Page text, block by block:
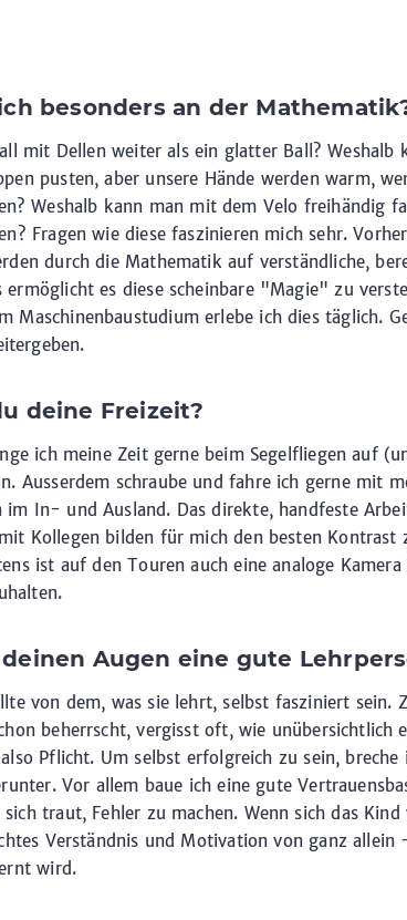
besonders an der
mit Dellen weiter als ein glatter Ball? Weshalb
pusten, aber unsere Hände werden warm,
Weshalb kann man mit dem Velo freihändig
Fragen wie diese faszinieren mich sehr.
durch die Mathematik auf verständliche,
ermöglicht es diese scheinbare "Magie" zu
Maschinenbaustudium erlebe ich dies täglich.
deine Freizeit?
ich meine Zeit gerne beim Segelfliegen auf
Ausserdem schraube und fahre ich gerne mit
im In- und Ausland. Das direkte, handfeste
Kollegen bilden für mich den besten Kontrast
ist auf den Touren auch eine analoge
Augen eine gute
von dem, was sie lehrt, selbst fasziniert sein.
beherrscht, vergisst oft, wie unübersichtlich
Pflicht. Um selbst erfolgreich zu sein,
Vor allem baue ich eine gute
traut, Fehler zu machen. Wenn sich das
Verständnis und Motivation von ganz allein
wird.